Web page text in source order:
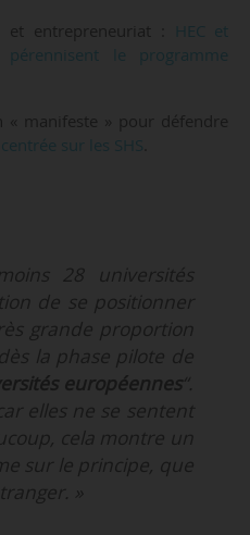
et entrepreneuriat :
HEC et
pérennisent le programme
manifeste » pour défendre
sur les SHS
28 universités
de se positionner
grande proportion
la phase pilote de
européennes“.
elles ne se sentent
cela montre un
sur le principe, que
»